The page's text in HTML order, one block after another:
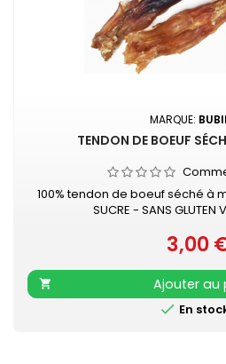
MARQUE:
TENDON DE BOEUF
100% tendon de boeuf séché à
SUCRE - SANS
Prix
3,00

Ajouter au
 En